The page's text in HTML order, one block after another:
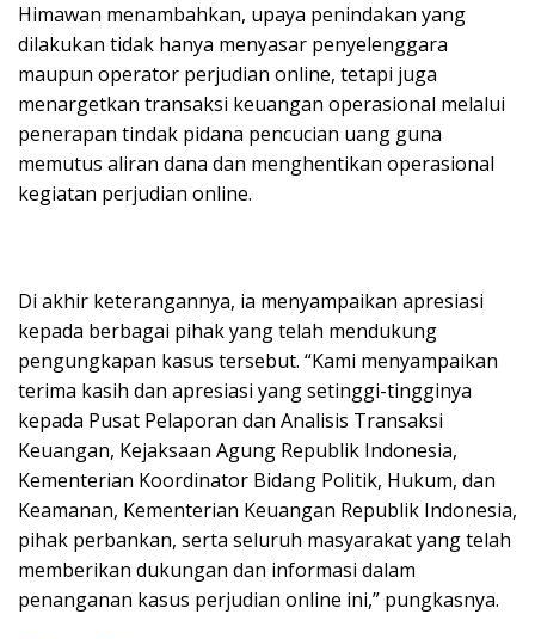
Himawan menambahkan, upaya penindakan yang
dilakukan tidak hanya menyasar penyelenggara
maupun operator perjudian online, tetapi juga
menargetkan transaksi keuangan operasional melalui
penerapan tindak pidana pencucian uang guna
memutus aliran dana dan menghentikan operasional
kegiatan perjudian online.
Di akhir keterangannya, ia menyampaikan apresiasi
kepada berbagai pihak yang telah mendukung
pengungkapan kasus tersebut. “Kami menyampaikan
terima kasih dan apresiasi yang setinggi-tingginya
kepada Pusat Pelaporan dan Analisis Transaksi
Keuangan, Kejaksaan Agung Republik Indonesia,
Kementerian Koordinator Bidang Politik, Hukum, dan
Keamanan, Kementerian Keuangan Republik Indonesia,
pihak perbankan, serta seluruh masyarakat yang telah
memberikan dukungan dan informasi dalam
penanganan kasus perjudian online ini,” pungkasnya.